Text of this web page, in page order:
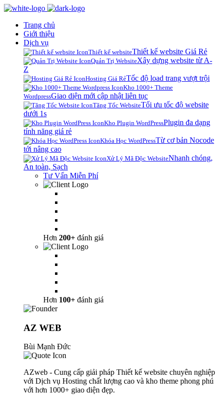
Trang chủ
Giới thiệu
Dịch vụ
Thiết kế websiteThiết kế website Giá Rẻ
Quản Trị WebsiteXây dựng website từ A-
Z
Hosting Giá RẻTốc độ load trang vượt trội
Kho 1000+ Theme
WordpressGiao diện mới cập nhật liên tục
Tăng Tốc WebsiteTối ưu tốc độ website
dưới 1s
Kho Plugin WordPressPlugin đa dạng
tính năng giá rẻ
Khóa Học WordPressTừ cơ bản Nocode
tới nâng cao
Xử Lý Mã Độc WebsiteNhanh chóng,
An toàn, Sạch
Tư Vấn Miễn Phí
Hơn 200+ đánh giá
Hơn 100+ đánh giá
AZ WEB
Bùi Mạnh Đức
AZweb - Cung cấp giải pháp Thiết kế website chuyên nghiệp
với Dịch vụ Hosting chất lượng cao và kho theme phong phú
với hơn 1000+ giao diện đẹp.